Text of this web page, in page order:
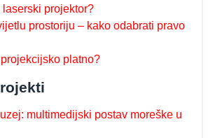
projektor?
prostoriju – kako odabrati pravo
platno?
multimedijski postav moreške u